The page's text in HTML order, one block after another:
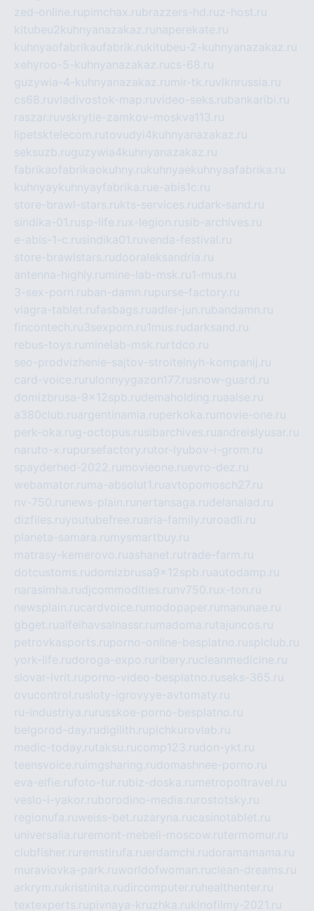
zed-online.rupimchax.rubrazzers-hd.ruz-host.ru
kitubeu2kuhnyanazakaz.ru naperekate.ru
kuhnyaofabrikaufabrik.rukitubeu-2-kuhnyanazakaz.ru
xehyroo-5-kuhnyanazakaz.rucs-68.ru
guzywia-4-kuhnyanazakaz.ru mir-tk.ruvlknrussia.ru
cs68.ruvladivostok-map.ruvideo-seks.rubankaribi.ru
raszar.ruvskrytie-zamkov-moskva113.ru
lipetsktelecom.rutovudyi4kuhnyanazakaz.ru
seksuzb.ruguzywia4kuhnyanazakaz.ru
fabrikaofabrikaokuhny.rukuhnyaekuhnyaafabrika.ru
kuhnyaykuhnyayfabrika.rue-abis1c.ru
store-brawl-stars.rukts-services.rudark-sand.ru
sindika-01.rusp-life.rux-legion.rusib-archives.ru
e-abis-1-c.rusindika01.ruvenda-festival.ru
store-brawlstars.rudooraleksandria.ru
antenna-highly.ru mine-lab-msk.ru1-mus.ru
3-sex-porn.ruban-damn.rupurse-factory.ru
viagra-tablet.rufasbags.ruadler-jun.rubandamn.ru
fincontech.ru3sexporn.ru1mus.rudarksand.ru
rebus-toys.ru minelab-msk.ru rtdco.ru
seo-prodvizhenie-sajtov-stroitelnyh-kompanij.ru
card-voice.ru rulonnyygazon177.rusnow-guard.ru
domizbrusa-9x12spb.rudemaholding.ruaalse.ru
a380club.ruargentinamia.ruperkoka.ru movie-one.ru
perk-oka.rug-octopus.rusibarchives.ruandreislyusar.ru
naruto-x.rupursefactory.rutor-lyubov-i-grom.ru
spayderhed-2022.ru movieone.ruevro-dez.ru
webamator.ru ma-absolut1.ruavtopomosch27.ru
nv-750.ru news-plain.ru nertansaga.rudelanalad.ru
dizfiles.ruyoutubefree.ruaria-family.ru roadli.ru
planeta-samara.ru mysmartbuy.ru
matrasy-kemerovo.ruashanet.rutrade-farm.ru
dotcustoms.rudomizbrusa9x12spb.ruautodamp.ru
narasimha.rudjcommodities.ru nv750.rux-ton.ru
newsplain.rucardvoice.ru modopaper.ru manunae.ru
gbget.rualfeihavsalnassr.ru madoma.rutajuncos.ru
petrovkasports.ruporno-online-besplatno.rusplclub.ru
york-life.rudoroga-expo.ru ribery.rucleanmedicine.ru
slovar-ivrit.ruporno-video-besplatno.ruseks-365.ru
ovucontrol.rusloty-igrovyye-avtomaty.ru
ru-industriya.ru russkoe-porno-besplatno.ru
belgorod-day.rudigilith.rupichkurovlab.ru
medic-today.rutaksu.rucomp123.rudon-ykt.ru
teensvoice.ru imgsharing.rudomashnee-porno.ru
eva-elfie.rufoto-tur.rubiz-doska.ru metropoltravel.ru
veslo-i-yakor.ruborodino-media.ru rostotsky.ru
regionufa.ruweiss-bet.ruzaryna.rucasinotablet.ru
universalia.ru remont-mebeli-moscow.rutermomur.ru
clubfisher.ru remstirufa.ruerdamchi.rudoramamama.ru
muraviovka-park.ruworldofwoman.ruclean-dreams.ru
arkrym.rukristinita.rudircomputer.ru healthenter.ru
textexperts.rupivnaya-kruzhka.rukinofilmy-2021.ru